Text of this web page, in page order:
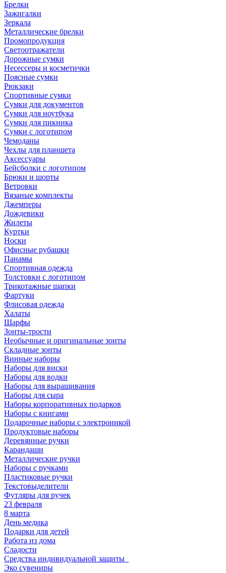
Брелки
Зажигалки
Зеркала
Металлические брелки
Промопродукция
Светоотражатели
Дорожные сумки
Несессеры и косметички
Поясные сумки
Рюкзаки
Спортивные сумки
Сумки для документов
Сумки для ноутбука
Сумки для пикника
Сумки с логотипом
Чемоданы
Чехлы для планшета
Аксессуары
Бейсболки с логотипом
Брюки и шорты
Ветровки
Вязаные комплекты
Джемперы
Дождевики
Жилеты
Куртки
Носки
Офисные рубашки
Панамы
Спортивная одежда
Толстовки с логотипом
Трикотажные шапки
Фартуки
Флисовая одежда
Халаты
Шарфы
Зонты-трости
Необычные и оригинальные зонты
Складные зонты
Винные наборы
Наборы для виски
Наборы для водки
Наборы для выращивания
Наборы для сыра
Наборы корпоративных подарков
Наборы с книгами
Подарочные наборы с электроникой
Продуктовые наборы
Деревянные ручки
Карандаши
Металлические ручки
Наборы с ручками
Пластиковые ручки
Текстовыделители
Футляры для ручек
23 февраля
8 марта
День медика
Подарки для детей
Работа из дома
Сладости
Средства индивидуальной защиты_
Эко сувениры